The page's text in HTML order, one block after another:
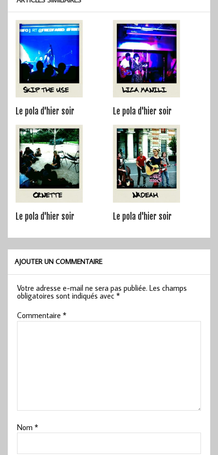
Le pola d'hier soir Le pola d'hier soir
Le pola d'hier soir Le pola d'hier soir
AJOUTER UN COMMENTAIRE
Votre adresse e-mail ne sera pas publiée. Les champs
obligatoires sont indiqués avec*
Commentaire*
Nom*